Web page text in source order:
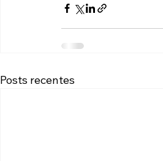
Posts recentes